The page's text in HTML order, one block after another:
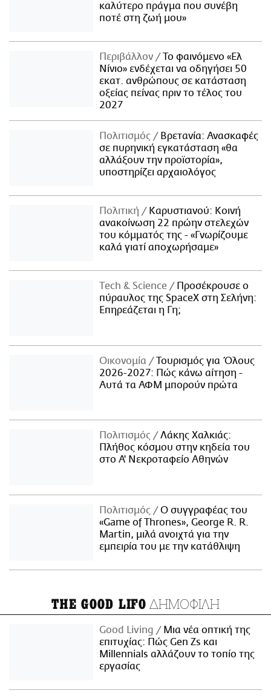
καλύτερο πράγμα που συνέβη
ποτέ στη ζωή μου»
Περιβάλλον
Το φαινόμενο «Ελ
Νίνιο» ενδέχεται να οδηγήσει 50
εκατ. ανθρώπους σε κατάσταση
οξείας πείνας πριν το τέλος του
2027
Πολιτισμός
Βρετανία: Ανασκαφές
σε πυρηνική εγκατάσταση «θα
αλλάξουν την προϊστορία»,
υποστηρίζει αρχαιολόγος
Πολιτική
Καρυστιανού: Κοινή
ανακοίνωση 22 πρώην στελεχών
του κόμματός της - «Γνωρίζουμε
καλά γιατί αποχωρήσαμε»
Τech & Science
Προσέκρουσε ο
πύραυλος της SpaceX στη Σελήνη:
Επηρεάζεται η Γη;
Οικονομία
Τουρισμός για Όλους
2026-2027: Πώς κάνω αίτηση -
Αυτά τα ΑΦΜ μπορούν πρώτα
Πολιτισμός
Λάκης Χαλκιάς:
Πλήθος κόσμου στην κηδεία του
στο Α' Νεκροταφείο Αθηνών
Πολιτισμός
Ο συγγραφέας του
«Game of Thrones», George R. R.
Martin, μιλά ανοιχτά για την
εμπειρία του με την κατάθλιψη
THE GOOD LIFO ΔΗΜΟΦΙΛΗ
Good Living
Μια νέα οπτική της
επιτυχίας: Πώς Gen Zs και
Millennials αλλάζουν το τοπίο της
εργασίας